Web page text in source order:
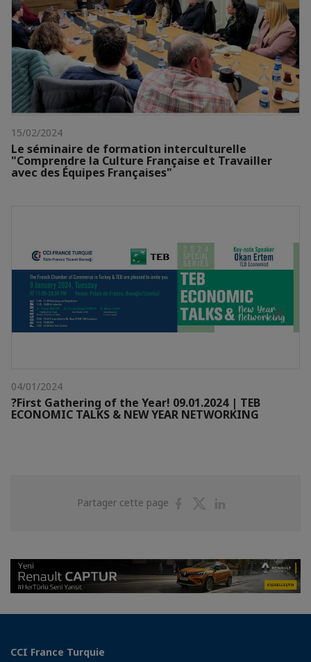
15/02/2024
Le séminaire de formation interculturelle
"Comprendre la Culture Française et Travailler
avec des Équipes Françaises"
04/01/2024
?First Gathering of the Year! 09.01.2024 | TEB
ECONOMIC TALKS & NEW YEAR NETWORKING
Partager cette page
PartagerPartager
CCI France Turquie